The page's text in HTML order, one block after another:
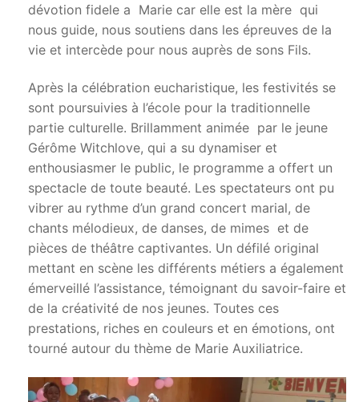
dévotion fidele a Marie car elle est la mère qui
nous guide, nous soutiens dans les épreuves de la
vie et intercède pour nous auprès de sons Fils.
Après la célébration eucharistique, les festivités se
sont poursuivies à l’école pour la traditionnelle
partie culturelle. Brillamment animée par le jeune
Gérôme Witchlove, qui a su dynamiser et
enthousiasmer le public, le programme a offert un
spectacle de toute beauté. Les spectateurs ont pu
vibrer au rythme d’un grand concert marial, de
chants mélodieux, de danses, de mimes et de
pièces de théâtre captivantes. Un défilé original
mettant en scène les différents métiers a également
émerveillé l’assistance, témoignant du savoir-faire et
de la créativité de nos jeunes. Toutes ces
prestations, riches en couleurs et en émotions, ont
tourné autour du thème de Marie Auxiliatrice.